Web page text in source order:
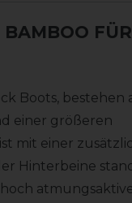
BAMBOO FÜR
Boots, bestehen
einer größeren
mit einer
Hinterbeine